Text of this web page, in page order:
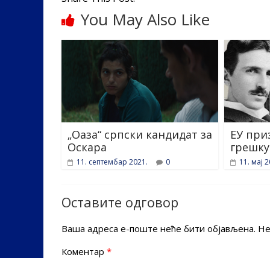
You May Also Like
„Оаза“ српски кандидат за
Оскара
11. септембар 2021. 0
ЕУ
11. мај
Оставите одговор
Ваша адреса е-поште неће бити објављена.
Коментар *